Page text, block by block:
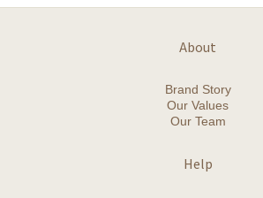
About
Brand Story
Our Values
Our Team
Help